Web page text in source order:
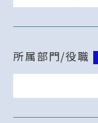
所属部門/役職